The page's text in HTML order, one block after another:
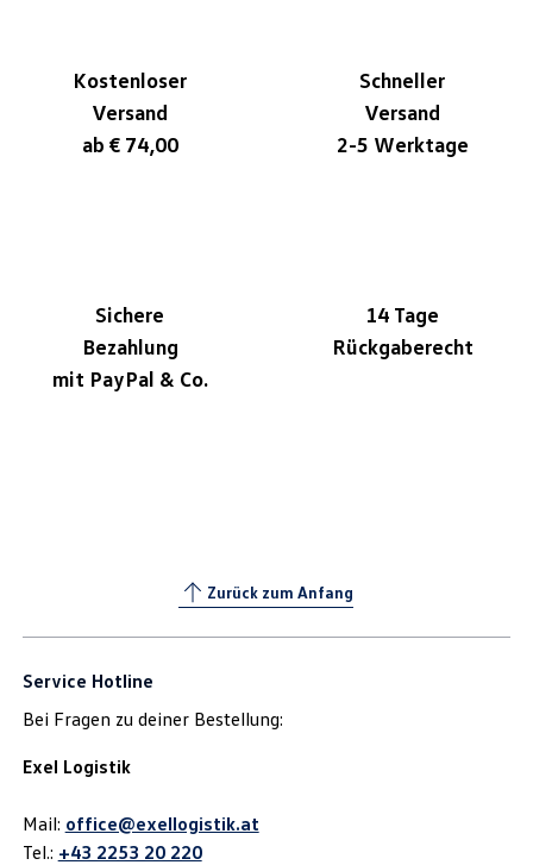
Kostenloser
Versand
ab € 74,00
Schneller
Versand
2-5 Werktage
Sichere
Bezahlung
mit PayPal & Co.
14 Tage
Rückgaberecht
Zurück zum Anfang
Service Hotline
Bei Fragen zu deiner Bestellung:
Exel Logistik
Mail: office@exellogistik.at
Tel.: +43 2253 20 220